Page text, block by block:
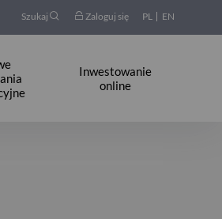
Szukaj Zaloguj się PL EN
Inwestowanie
online